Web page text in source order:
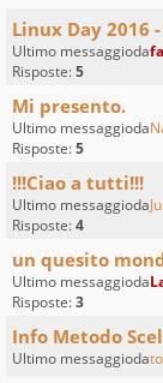
Linux Day 2016
Ultimo messaggioda
Risposte:5
Mi presento.
Ultimo messaggioda
Risposte:5
!!!Ciao a tutti!!!
Ultimo messaggioda
Risposte:4
un quesito
Ultimo messaggioda
Risposte:3
Info Metodo
Ultimo messaggioda